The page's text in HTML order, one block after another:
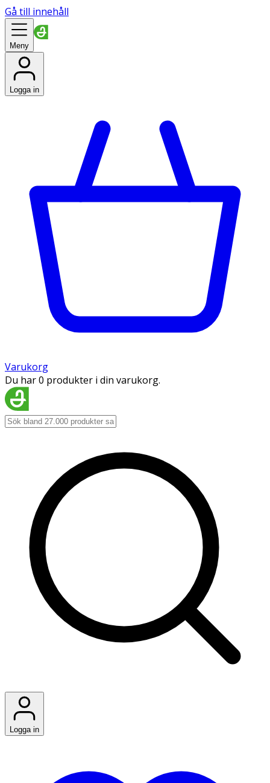
Gå till innehåll
Meny
Logga in
Varukorg
Du har 0 produkter i din varukorg.
Logga in